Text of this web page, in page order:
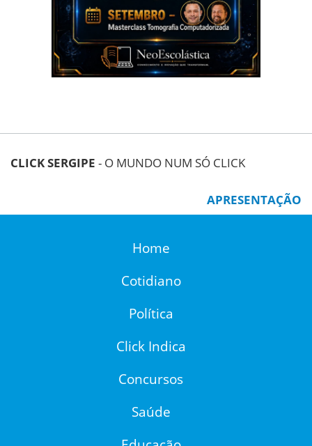
CLICK SERGIPE - O MUNDO NUM SÓ CLICK
APRESENTAÇÃO
Home
Cotidiano
Política
Click Indica
Concursos
Saúde